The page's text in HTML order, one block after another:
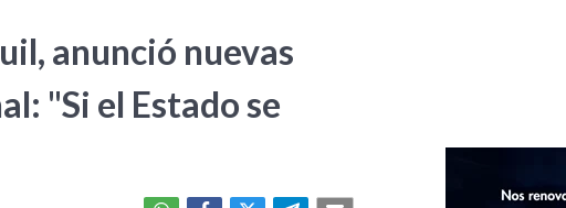
anunció nuevas
"Si el Estado se